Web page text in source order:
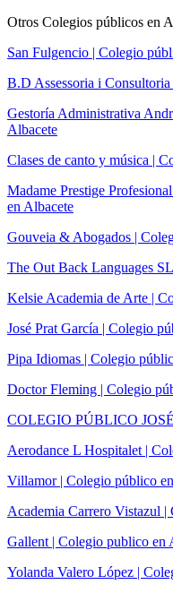
Otros Colegios públicos en
San Fulgencio | Colegio
B.D Assessoria i
Gestoría Administrativa
Albacete
Clases de canto y música |
Madame Prestige
en Albacete
Gouveia & Abogados |
The Out Back Languages
Kelsie Academia de Arte |
José Prat García | Colegio
Pipa Idiomas | Colegio
Doctor Fleming | Colegio
COLEGIO PÚBLICO
Aerodance L Hospitalet |
Villamor | Colegio público
Academia Carrero Vistazul
Gallent | Colegio publico en
Yolanda Valero López |